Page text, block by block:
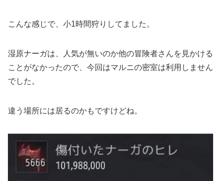
こんな感じで、小1時間狩りしてました。
湿原ナーガは、人気が無いのか他の冒険者さんを見かける
ことがなかったので、今回はマルニの密室は利用しません
でした。
違う場所には居るのかもですけどね。